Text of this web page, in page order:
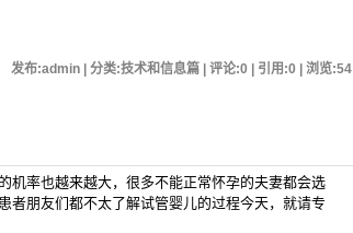
发布:admin | 分类:技术和信息篇 | 评论:0 | 引用:0 | 浏览:54
率也越来越大，很多不能正常怀孕的夫妻都会选
者朋友们都不太了解试管婴儿的过程今天，就请专